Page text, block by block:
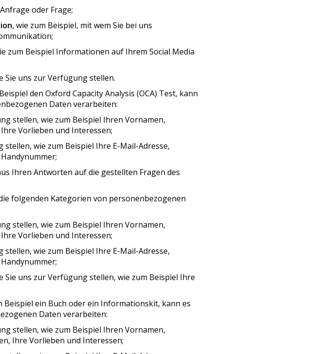
oder Frage;
, wie zum Beispiel, mit wem Sie bei uns
zum Beispiel Informationen auf Ihrem Social Media
Sie uns zur Verfügung stellen.
den Oxford Capacity Analysis (OCA) Test, kann
Daten verarbeiten:
stellen, wie zum Beispiel Ihren Vornamen,
Vorlieben und Interessen;
stellen, wie zum Beispiel Ihre E-Mail-Adresse,
Ihren Antworten auf die gestellten Fragen des
folgenden Kategorien von personenbezogenen
stellen, wie zum Beispiel Ihren Vornamen,
Vorlieben und Interessen;
stellen, wie zum Beispiel Ihre E-Mail-Adresse,
Sie uns zur Verfügung stellen, wie zum Beispiel Ihre
ein Buch oder ein Informationskit, kann es
Daten verarbeiten:
stellen, wie zum Beispiel Ihren Vornamen,
Ihre Vorlieben und Interessen;